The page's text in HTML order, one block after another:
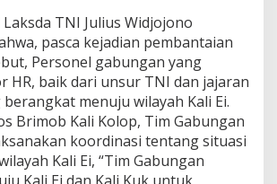
TNI Julius Widjojono
pasca kejadian pembantaian
Personel gabungan yang
HR, baik dari unsur TNI dan jajaran
menuju wilayah Kali Ei.
Brimob Kali Kolop, Tim Gabungan
koordinasi tentang situasi
Kali Ei, “Tim Gabungan